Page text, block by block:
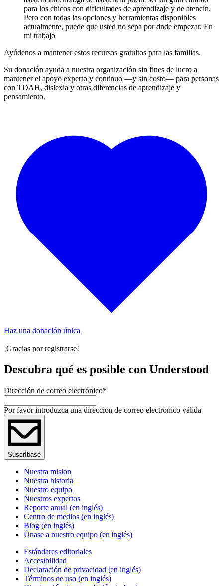
para los chicos con dificultades de aprendizaje y de atencin.
Pero con todas las opciones y herramientas disponibles
actualmente, puede que usted no sepa por dnde empezar. En
mi trabajo
Ayúdenos a mantener estos recursos gratuitos para las familias.
Su donación ayuda a nuestra organización sin fines de lucro a
mantener el apoyo experto y continuo —y sin costo— para personas
con TDAH, dislexia y otras diferencias de aprendizaje y
pensamiento.
Haz una donación única
¡Gracias por registrarse!
Descubra qué es posible con Understood
Dirección de correo electrónico*
Por favor introduzca una dirección de correo electrónico válida
Suscríbase
Nuestra misión
Nuestra historia
Nuestro equipo
Nuestros expertos
Reporte anual (en inglés)
Centro de medios (en inglés)
Blog (en inglés)
Únase a nuestro equipo (en inglés)
Estándares editoriales
Accesibilidad
Declaración de privacidad (en inglés)
Términos de uso (en inglés)